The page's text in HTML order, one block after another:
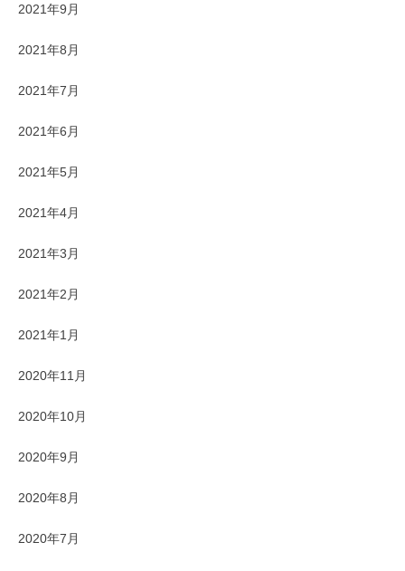
2021年9月
2021年8月
2021年7月
2021年6月
2021年5月
2021年4月
2021年3月
2021年2月
2021年1月
2020年11月
2020年10月
2020年9月
2020年8月
2020年7月